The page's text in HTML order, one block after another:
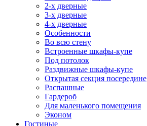
2-х дверные
3-х дверные
4-х дверные
Особенности
Во всю стену
Встроенные шкафы-купе
Под потолок
Раздвижные шкафы-купе
Открытая секция посередине
Распашные
Гардероб
Для маленького помещения
Эконом
Гостиные